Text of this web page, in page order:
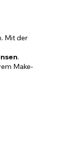
Mit der
.
Make-